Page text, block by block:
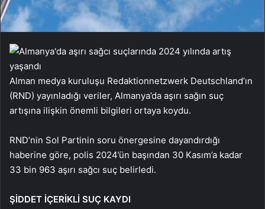
Alman medya kuruluşu Redaktionnetzwerk Deutschland’ın
(RND) yayınladığı veriler, Almanya’da aşırı sağın suç
artışına ilişkin önemli bilgileri ortaya koydu.
RND’nin Sol Partinin soru önergesine dayandırdığı
haberine göre, polis 2024’ün başından 30 Kasım’a kadar
33 bin 963 aşırı sağcı suç belirledi.
ŞİDDET İÇERİKLİ SUÇ KAYDI